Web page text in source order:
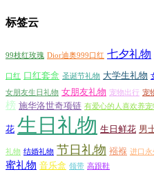
标签云
99枝红玫瑰 Dior迪奥999口红 七夕礼物
口红 口红套盒 圣诞节礼物 大学生礼物
女朋友生日礼物 女朋友礼物 宠物出行 宠
榜 施华洛世奇项链 有爱心的人喜欢养宠
花 生日礼物 生日鲜花 男
礼物 结婚礼物 节日礼物 襁褓 进口
蜜礼物 音乐盒 领带 高跟鞋